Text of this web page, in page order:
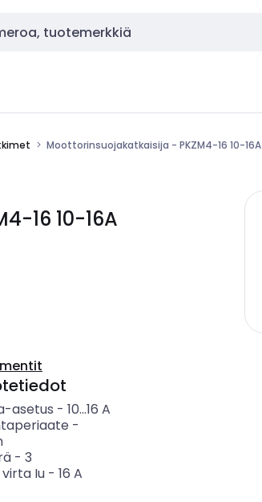
Moottorinsuojakatkaisija - PKZM4-16 10-16A
16 10-16A
asetus - 10...16 A
-
- 3
Iu- 16 A